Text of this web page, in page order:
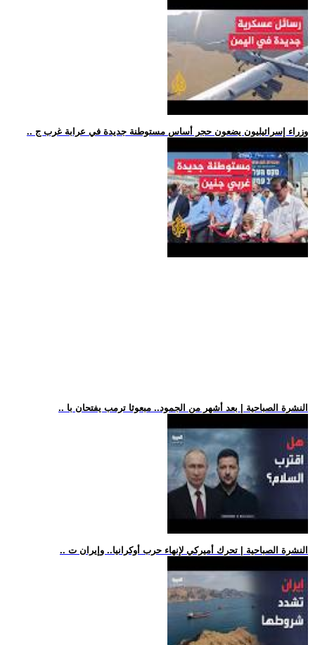
.. وزراء إسرائيليون يضعون حجر أساس مستوطنة جديدة في عرابة غرب ج
.. النشرة الصباحية | بعد أشهر من الجمود.. مبعوثا ترمب يفتحان با
.. النشرة الصباحية | تحرك أميركي لإنهاء حرب أوكرانيا.. وإيران ت